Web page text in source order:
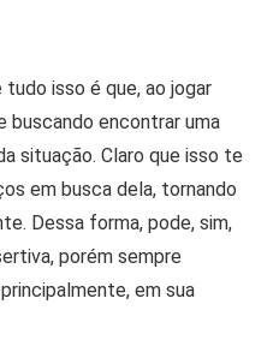
isso é que, ao jogar
buscando encontrar uma
situação. Claro que isso te
em busca dela, tornando
Dessa forma, pode, sim,
porém sempre
em sua